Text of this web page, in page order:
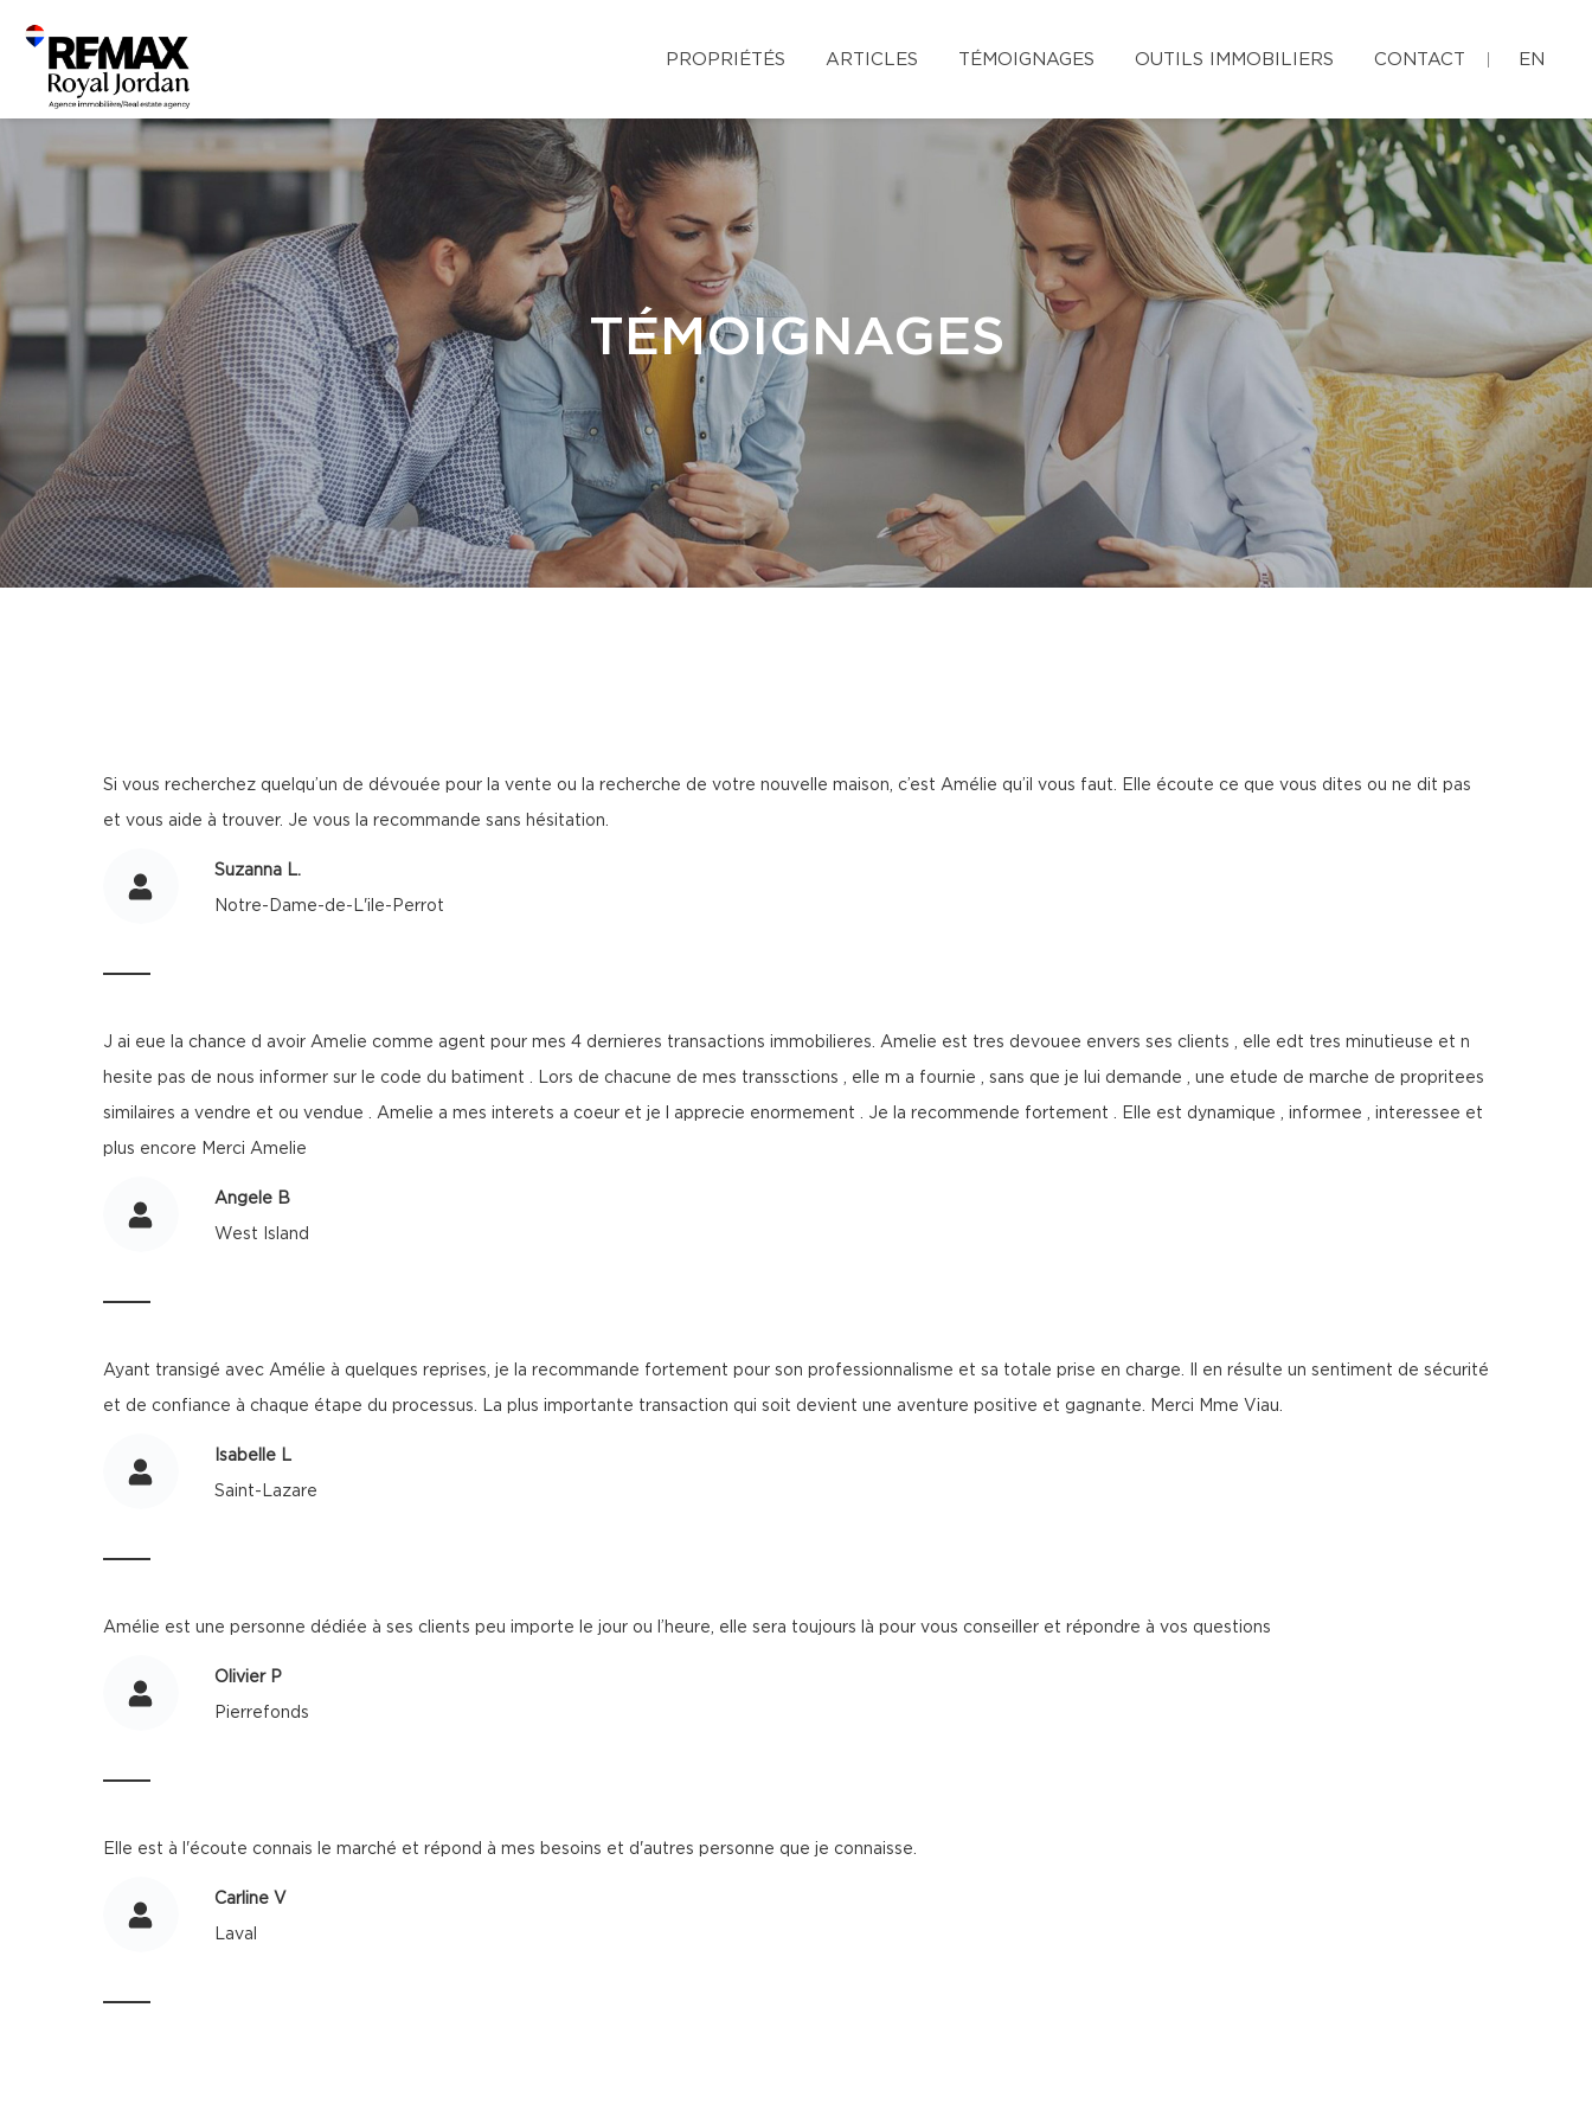
PROPRIÉTÉS ARTICLES TÉMOIGNAGES OUTILS IMMOBILIERS CONTACT EN
TÉMOIGNAGES
Si vous recherchez quelqu’un de dévouée pour la vente ou la recherche de votre nouvelle maison, c’est Amélie qu’il vous faut. Elle écoute ce que vous dites ou ne dit pas
et vous aide à trouver. Je vous la recommande sans hésitation.
Suzanna L.
Notre-Dame-de-L'ile-Perrot
J ai eue la chance d avoir Amelie comme agent pour mes 4 dernieres transactions immobilieres. Amelie est tres devouee envers ses clients , elle edt tres minutieuse et n
hesite pas de nous informer sur le code du batiment . Lors de chacune de mes transsctions , elle m a fournie , sans que je lui demande , une etude de marche de propritees
similaires a vendre et ou vendue . Amelie a mes interets a coeur et je l apprecie enormement . Je la recommende fortement . Elle est dynamique , informee , interessee et
plus encore Merci Amelie
Angele B
West Island
Ayant transigé avec Amélie à quelques reprises, je la recommande fortement pour son professionnalisme et sa totale prise en charge. Il en résulte un sentiment de sécurité
et de confiance à chaque étape du processus. La plus importante transaction qui soit devient une aventure positive et gagnante. Merci Mme Viau.
Isabelle L
Saint-Lazare
Amélie est une personne dédiée à ses clients peu importe le jour ou l’heure, elle sera toujours là pour vous conseiller et répondre à vos questions
Olivier P
Pierrefonds
Elle est à l'écoute connais le marché et répond à mes besoins et d'autres personne que je connaisse.
Carline V
Laval